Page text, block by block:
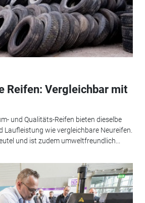
Reifen: Vergleichbar mit
und Qualitäts-Reifen bieten dieselbe
Laufleistung wie vergleichbare Neureifen.
und ist zudem umweltfreundlich...